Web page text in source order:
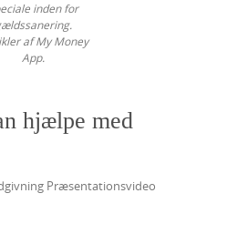
inden for
af My Money
App.
hjælpe med